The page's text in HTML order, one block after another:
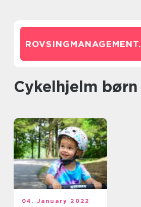
ROVSINGMANAGEMENT.
cykelhjelm børn
04. January 2022